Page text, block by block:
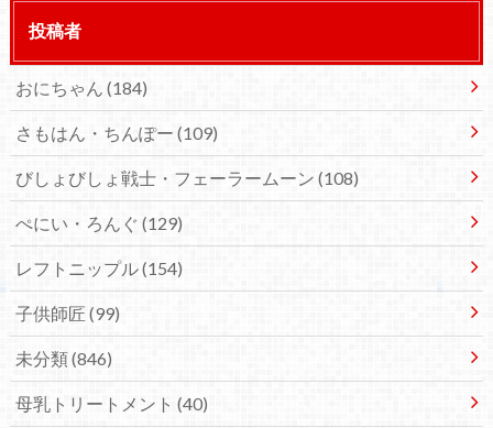
投稿者
おにちゃん (184)
さもはん・ちんぽー (109)
びしょびしょ戦士・フェーラームーン (108)
ぺにい・ろんぐ (129)
レフトニップル(154)
子供師匠 (99)
未分類(846)
母乳トリートメント (40)